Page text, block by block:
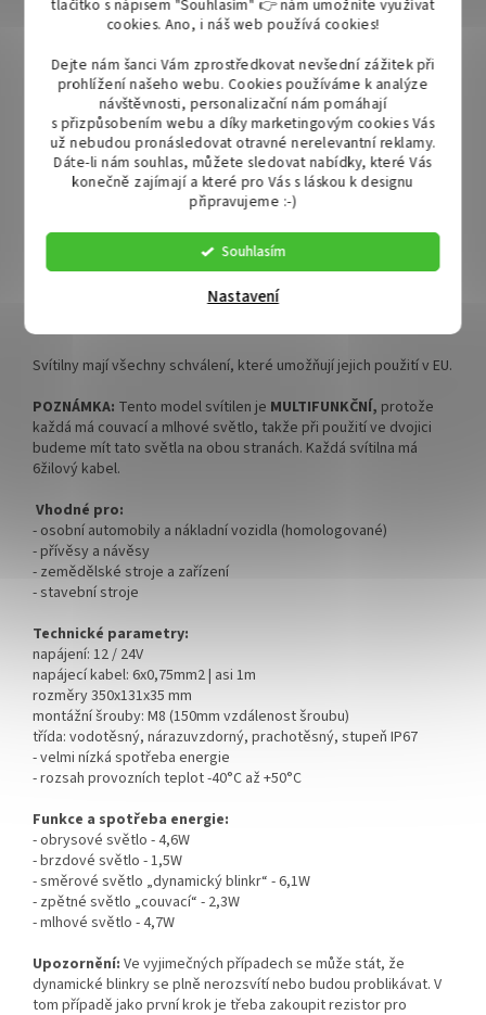
tlačítko s nápisem "Souhlasím" 👉 nám umožníte využívat
cookies.Ano, i náš web používá cookies!
Dejte nám šanci Vám zprostředkovat nevšední zážitek při
prohlížení našeho webu. Cookies používáme k analýze
návštěvnosti, personalizační nám pomáhají
s přizpůsobením webu a díky marketingovým cookies Vás
už nebudou pronásledovat otravné nerelevantní reklamy.
Dáte-li nám souhlas, můžete sledovat nabídky, které Vás
konečně zajímají a které pro Vás s láskou k designu
připravujeme :-)
Souhlasím
Nastavení
Obrysové světla mají na pohled velmi příjemné a perfektně
viditelné poziční světlo v podoběNEONua
moderníDYNAMICKOUkontrolku. Jedná se o technologicky
nejvyspělejší žárovky na trhu.
díky kterému nejsou vidět jednotlivé světelné body, ale celý
tvar světla a jeho neonová záře.
Kryt i obal světla je vyrobeny z vysoce kvalitního plastu, který je
Svítilny mají všechny schválení, které umožňují jejich použití v EU.
POZNÁMKA: Tento model svítilen je MULTIFUNKČNÍ, protože
každá má couvací a mlhové světlo, takže při použití ve dvojici
budeme mít tato světla na obou stranách. Každá svítilna má
6žilový kabel.
Vhodné pro:
- osobní automobily a nákladní vozidla (homologované)
- přívěsy a návěsy
- zemědělské stroje a zařízení
- stavební stroje
Technické parametry:
napájení: 12 / 24V
napájecí kabel: 6x0,75mm2 | asi 1m
rozměry 350x131x35 mm
montážní šrouby: M8 (150mm vzdálenost šroubu)
třída: vodotěsný, nárazuvzdorný, prachotěsný, stupeň IP67
- velmi nízká spotřeba energie
- rozsah provozních teplot -40°C až +50°C
Funkce a spotřeba energie:
- obrysové světlo - 4,6W
- brzdové světlo - 1,5W
- směrové světlo „dynamický blinkr“ - 6,1W
- zpětné světlo „couvací“ - 2,3W
- mlhové světlo - 4,7W
Upozornění: Ve vyjimečných případech se může stát, že
dynamické blinkry se plně nerozsvítí nebo budou problikávat. V
tom případě jako první krok je třeba zakoupit rezistor pro